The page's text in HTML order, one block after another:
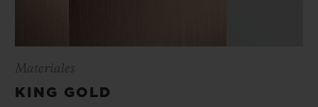
Materiales
KING GOLD